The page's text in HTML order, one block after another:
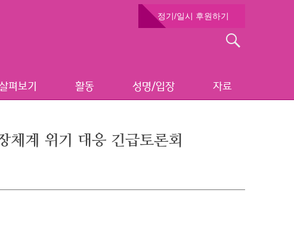
정기/일시 후원하기
펴보기 활동 성명/입장 자료
계 위기 대응 긴급토론회